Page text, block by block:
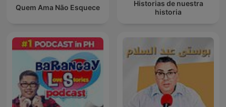
Quem Ama Não Esquece
Historias de nuestra
historia